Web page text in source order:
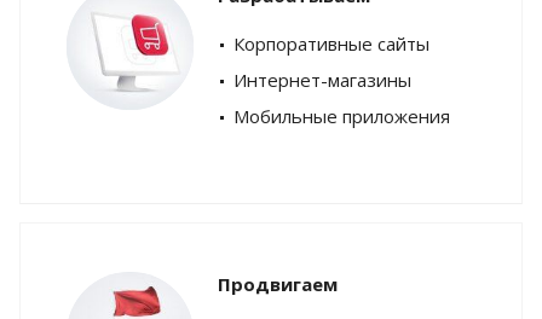
Корпоративные сайты
Интернет-магазины
Мобильные приложения
Продвигаем